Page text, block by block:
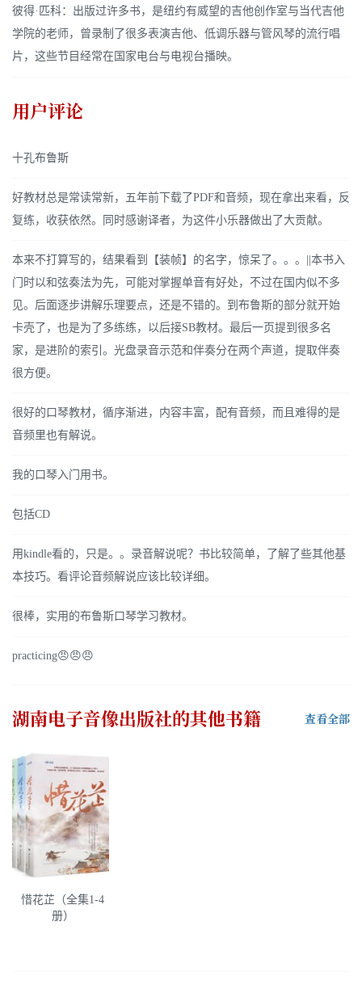
彼得·匹科：出版过许多书，是纽约有威望的吉他创作室与当代吉他
学院的老师，曾录制了很多表演吉他、低调乐器与管风琴的流行唱
片，这些节目经常在国家电台与电视台播映。
用户评论
十孔布鲁斯
好教材总是常读常新，五年前下载了PDF和音频，现在拿出来看，反
复练，收获依然。同时感谢译者，为这件小乐器做出了大贡献。
本来不打算写的，结果看到【装帧】的名字，惊呆了。。。||本书入
门时以和弦奏法为先，可能对掌握单音有好处，不过在国内似不多
见。后面逐步讲解乐理要点，还是不错的。到布鲁斯的部分就开始
卡壳了，也是为了多练练，以后接SB教材。最后一页提到很多名
家，是进阶的索引。光盘录音示范和伴奏分在两个声道，提取伴奏
很方便。
很好的口琴教材，循序渐进，内容丰富，配有音频，而且难得的是
音频里也有解说。
我的口琴入门用书。
包括CD
用kindle看的，只是。。录音解说呢？书比较简单，了解了些其他基
本技巧。看评论音频解说应该比较详细。
很棒，实用的布鲁斯口琴学习教材。
practicing😠😠😠
湖南电子音像出版社的其他书籍 查看全部
惜花芷（全集1-4
册）